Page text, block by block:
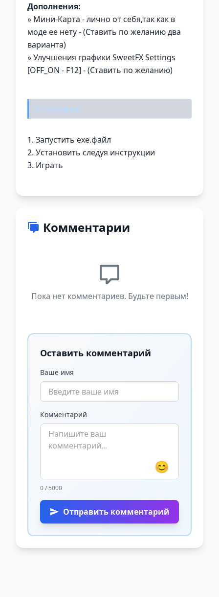
Дополнения:
» Мини-Карта - лично от себя,так как в
моде ее нету - (Ставить по желанию два
варианта)
» Улучшения графики SweetFX Settings
[OFF_ON - F12] - (Ставить по желанию)
Установка:
1. Запустить ехе.файл
2. Установить следуя инструкции
3. Играть
Комментарии
Пока нет комментариев. Будьте первым!
Оставить комментарий
Ваше имя
Комментарий
😊
0 / 5000
Отправить комментарий